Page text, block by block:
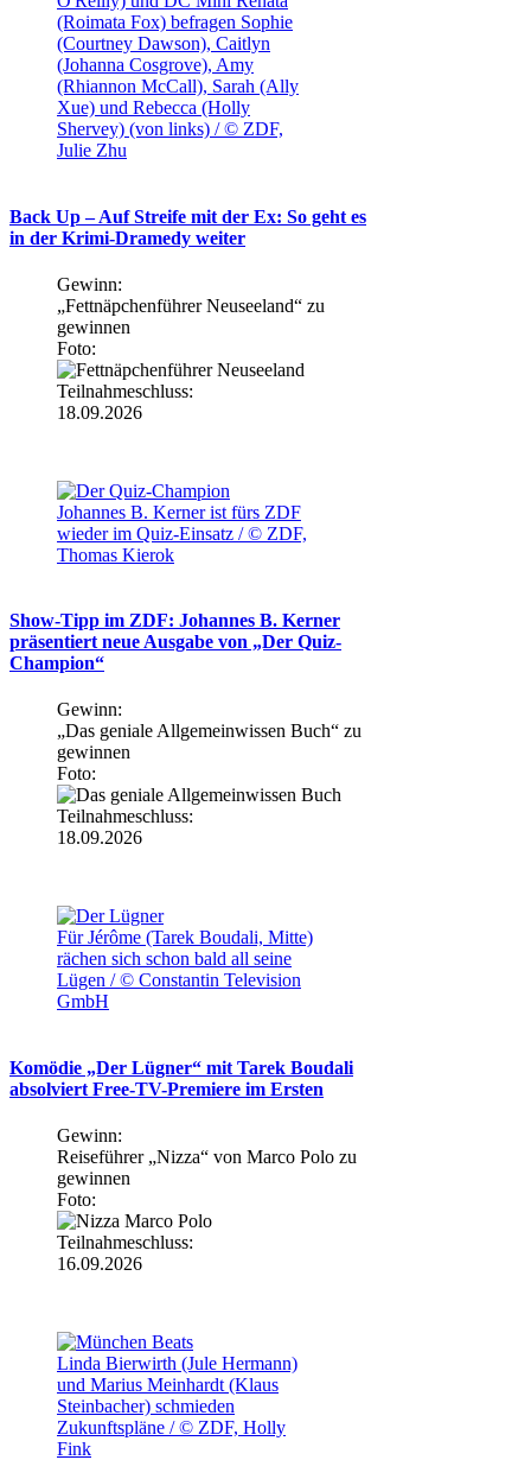
(Roimata Fox) befragen Sophie
(Courtney Dawson), Caitlyn
(Johanna Cosgrove), Amy
(Rhiannon McCall), Sarah (Ally
Xue) und Rebecca (Holly
Shervey) (von links) / © ZDF,
Julie Zhu
Back Up – Auf Streife mit der Ex: So geht es
in der Krimi-Dramedy weiter
Gewinn:
„Fettnäpchenführer Neuseeland“ zu
gewinnen
Foto:
Teilnahmeschluss:
18.09.2026
Johannes B. Kerner ist fürs ZDF
wieder im Quiz-Einsatz / © ZDF,
Thomas Kierok
Show-Tipp im ZDF: Johannes B. Kerner
präsentiert neue Ausgabe von „Der Quiz-
Champion“
Gewinn:
„Das geniale Allgemeinwissen Buch“ zu
gewinnen
Foto:
Teilnahmeschluss:
18.09.2026
Für Jérôme (Tarek Boudali, Mitte)
rächen sich schon bald all seine
Lügen / © Constantin Television
GmbH
Komödie „Der Lügner“ mit Tarek Boudali
absolviert Free-TV-Premiere im Ersten
Gewinn:
Reiseführer „Nizza“ von Marco Polo zu
gewinnen
Foto:
Teilnahmeschluss:
16.09.2026
Linda Bierwirth (Jule Hermann)
und Marius Meinhardt (Klaus
Steinbacher) schmieden
Zukunftspläne / © ZDF, Holly
Fink